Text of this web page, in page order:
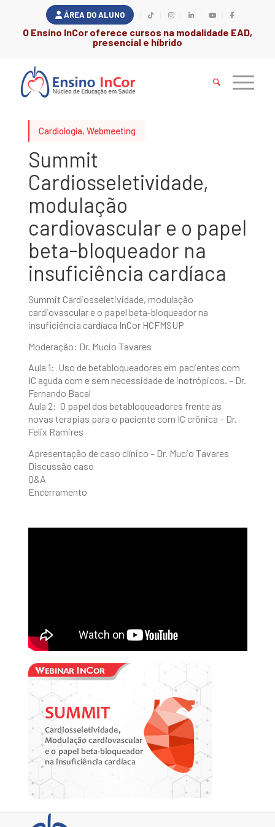
ÁREA DO ALUNO
O Ensino InCor oferece cursos na modalidade EAD,
presencial e híbrido
Cardiologia, Webmeeting
Summit
Cardiosseletividade,
modulação
cardiovascular e o papel
beta-bloqueador na
insuficiência cardíaca
Summit Cardiosseletividade, modulação
cardiovascular e o papel beta-bloqueador na
insuficiência cardíaca InCor HCFMSUP
Moderação: Dr. Mucio Tavares
Aula 1: Uso de betabloqueadores em pacientes com
IC aguda com e sem necessidade de inotrópicos. – Dr.
Fernando Bacal
Aula 2: O papel dos betabloqueadores frente às
novas terapias para o paciente com IC crônica – Dr.
Felix Ramires
Apresentação de caso clínico – Dr. Mucio Tavares
Discussão caso
Q&A
Encerramento